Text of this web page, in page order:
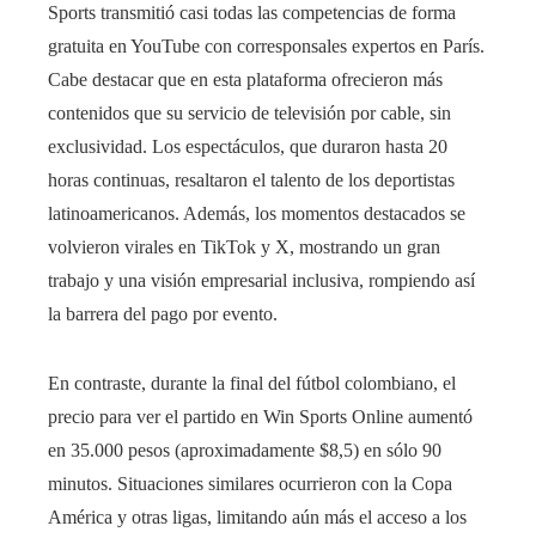
Sports transmitió casi todas las competencias de forma
gratuita en YouTube con corresponsales expertos en París.
Cabe destacar que en esta plataforma ofrecieron más
contenidos que su servicio de televisión por cable, sin
exclusividad. Los espectáculos, que duraron hasta 20
horas continuas, resaltaron el talento de los deportistas
latinoamericanos. Además, los momentos destacados se
volvieron virales en TikTok y X, mostrando un gran
trabajo y una visión empresarial inclusiva, rompiendo así
la barrera del pago por evento.
En contraste, durante la final del fútbol colombiano, el
precio para ver el partido en Win Sports Online aumentó
en 35.000 pesos (aproximadamente $8,5) en sólo 90
minutos. Situaciones similares ocurrieron con la Copa
América y otras ligas, limitando aún más el acceso a los